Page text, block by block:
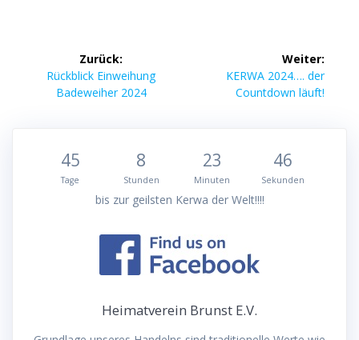
Beitragsnavigation
Zurück:
Vorheriger
Beitrag:
Rückblick Einweihung
Badeweiher 2024
Weiter:
Nächster
Beitrag:
KERWA 2024…. der
Countdown läuft!
45
Tage
8
Stunden
23
Minuten
46
Sekunden
bis zur geilsten Kerwa der Welt!!!!
Heimatverein Brunst E.V.